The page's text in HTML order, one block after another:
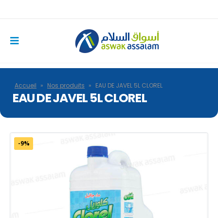
Accueil » Nos produits » EAU DE JAVEL 5L CLOREL
EAU DE JAVEL 5L CLOREL
-9%